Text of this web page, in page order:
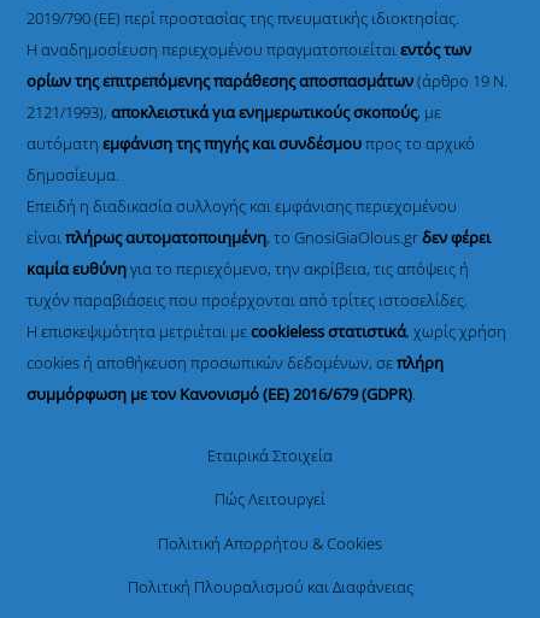
2019/790 (ΕΕ) περί προστασίας της πνευματικής ιδιοκτησίας.
Η αναδημοσίευση περιεχομένου πραγματοποιείταιεντός των
ορίων της επιτρεπόμενης παράθεσης αποσπασμάτων(άρθρο 19 Ν.
2121/1993), αποκλειστικά για ενημερωτικούς σκοπούς, με
αυτόματηεμφάνιση της πηγής και συνδέσμουπρος το αρχικό
δημοσίευμα.
Επειδή η διαδικασία συλλογής και εμφάνισης περιεχομένου
είναιπλήρως αυτοματοποιημένη, το GnosiGiaOlous.grδεν φέρει
καμία ευθύνηγια το περιεχόμενο, την ακρίβεια, τις απόψεις ή
τυχόν παραβιάσεις που προέρχονται από τρίτες ιστοσελίδες.
Η επισκεψιμότητα μετριέται μεcookieless στατιστικά, χωρίς χρήση
cookies ή αποθήκευση προσωπικών δεδομένων, σεπλήρη
συμμόρφωση με τον Κανονισμό (ΕΕ) 2016/679 (GDPR).
Εταιρικά Στοιχεία
Πώς Λειτουργεί
Πολιτική Απορρήτου & Cookies
Πολιτική Πλουραλισμού και Διαφάνειας